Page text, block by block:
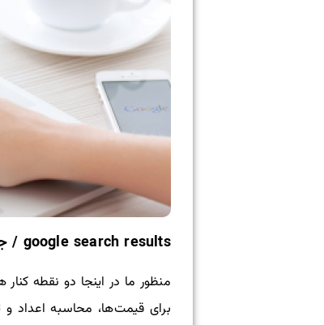
google search results / جستجوی گوگل
منظور ما در اینجا دو نقطه